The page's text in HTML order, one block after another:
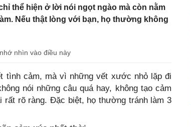
thể hiện ở lời nói ngọt ngào mà còn nằm
Nếu thật lòng với bạn, họ thường không
nhìn vào điều này
tình cảm, mà vì những vết xước nhỏ lặp đi
nói những câu quá hay, không tạo cảm
rất rõ ràng. Đặc biệt, họ thường tránh làm 3